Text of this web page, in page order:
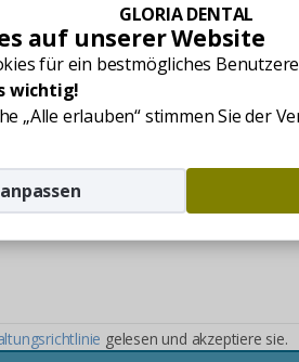
GLORIA DENTAL
auf unserer Website
für ein bestmögliches
wichtig!
„Alle erlauben“ stimmen Sie der
gelesen und akzeptiere sie.